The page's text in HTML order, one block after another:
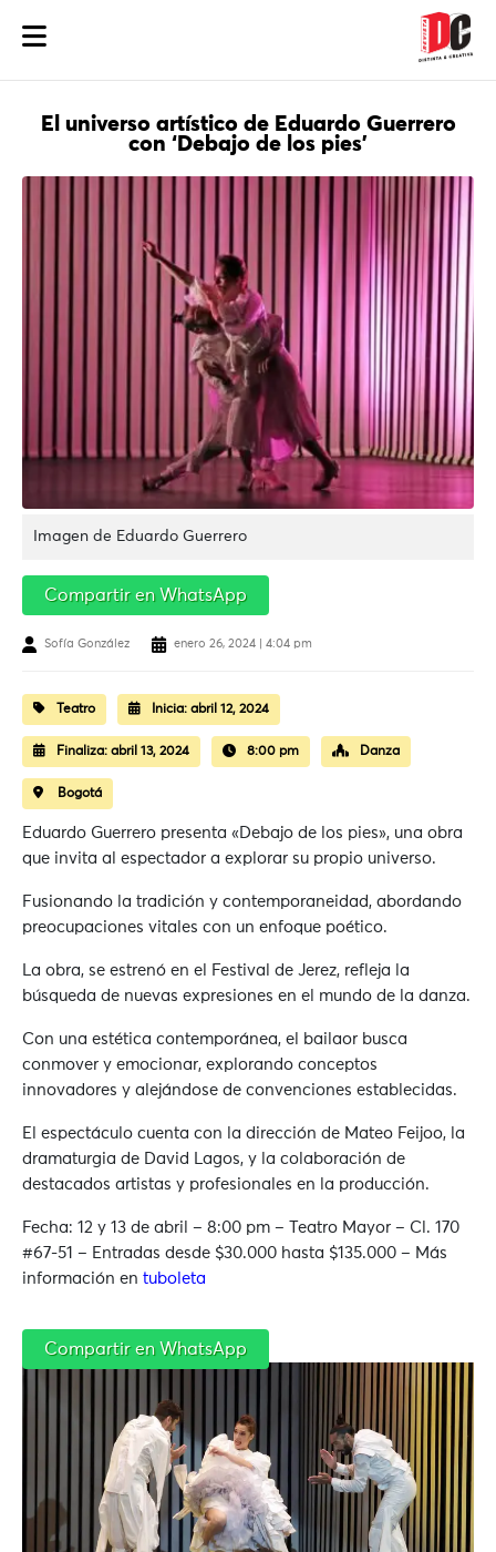
El universo artístico de Eduardo Guerrero
con ‘Debajo de los pies’
Imagen de Eduardo Guerrero
Compartir en WhatsApp
Sofía González enero 26, 2024 | 4:04 pm
Teatro Inicia: abril 12, 2024
Finaliza: abril 13, 2024 8:00 pm Danza
Bogotá
Eduardo Guerrero presenta «Debajo de los pies», una obra
que invita al espectador a explorar su propio universo.
Fusionando la tradición y contemporaneidad, abordando
preocupaciones vitales con un enfoque poético.
La obra, se estrenó en el Festival de Jerez, refleja la
búsqueda de nuevas expresiones en el mundo de la danza.
Con una estética contemporánea, el bailaor busca
conmover y emocionar, explorando conceptos
innovadores y alejándose de convenciones establecidas.
El espectáculo cuenta con la dirección de Mateo Feijoo, la
dramaturgia de David Lagos, y la colaboración de
destacados artistas y profesionales en la producción.
Fecha: 12 y 13 de abril – 8:00 pm –
Teatro Mayor – Cl. 170
#67-51 – Entradas desde $30.000 hasta $135.000 – Más
información en tuboleta
Compartir en WhatsApp